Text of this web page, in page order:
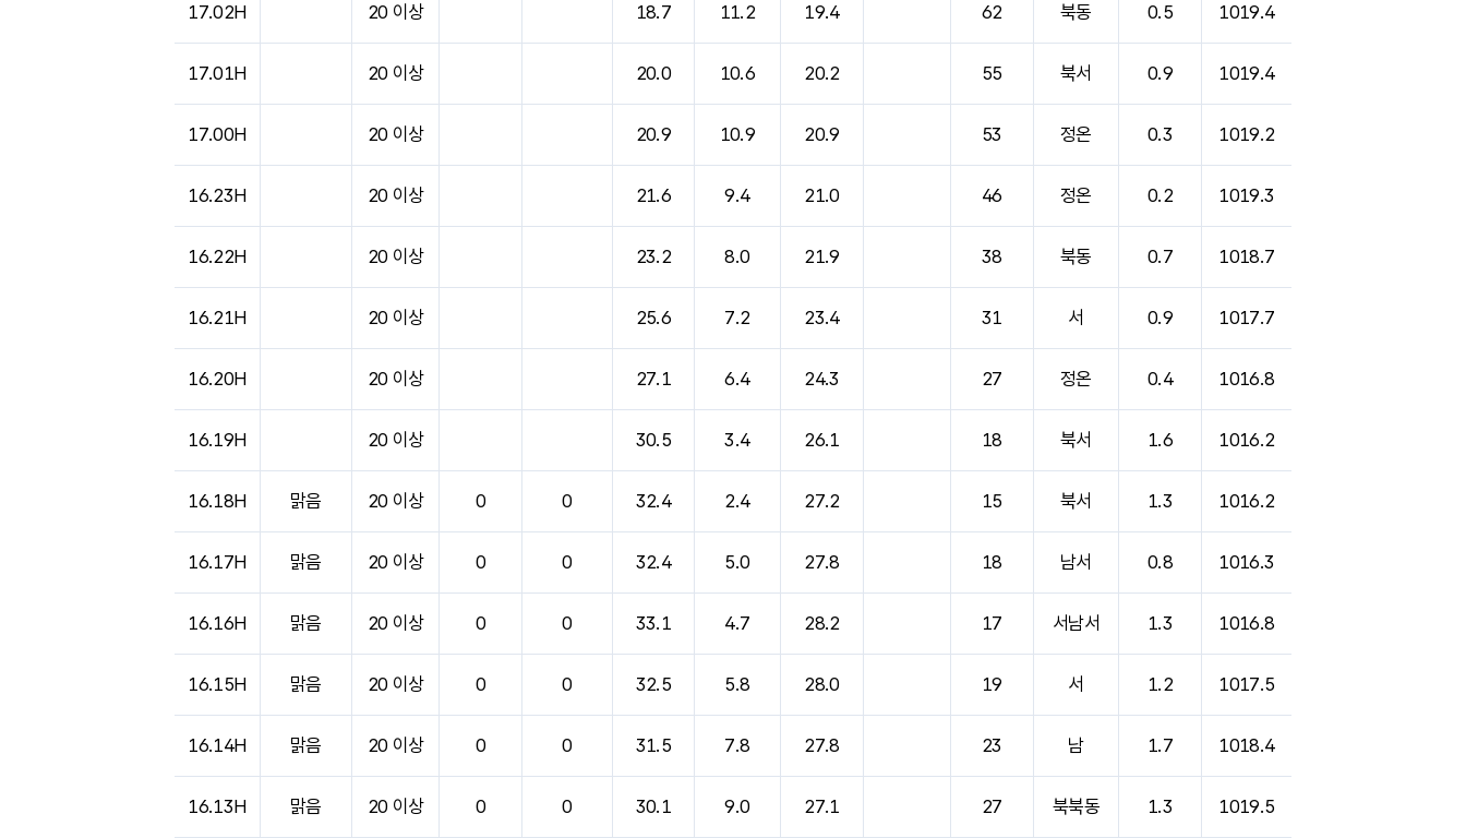
17.02H 20 이상 18.7 11.2 19.4 62 북동 0.5 1019.4
17.01H 20 이상 20.0 10.6 20.2 55 북서 0.9 1019.4
17.00H 20 이상 20.9 10.9 20.9 53 정온 0.3 1019.2
16.23H 20 이상 21.6 9.4 21.0 46 정온 0.2 1019.3
16.22H 20 이상 23.2 8.0 21.9 38 북동 0.7 1018.7
16.21H 20 이상 25.6 7.2 23.4 31 서 0.9 1017.7
16.20H 20 이상 27.1 6.4 24.3 27 정온 0.4 1016.8
16.19H 20 이상 30.5 3.4 26.1 18 북서 1.6 1016.2
16.18H 맑음 20 이상 0 0 32.4 2.4 27.2 15 북서 1.3 1016.2
16.17H 맑음 20 이상 0 0 32.4 5.0 27.8 18 남서 0.8 1016.3
16.16H 맑음 20 이상 0 0 33.1 4.7 28.2 17 서남서 1.3 1016.8
16.15H 맑음 20 이상 0 0 32.5 5.8 28.0 19 서 1.2 1017.5
16.14H 맑음 20 이상 0 0 31.5 7.8 27.8 23 남 1.7 1018.4
16.13H 맑음 20 이상 0 0 30.1 9.0 27.1 27 북북동 1.3 1019.5